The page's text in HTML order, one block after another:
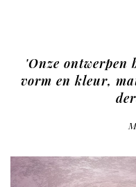
'Onze
vorm en kleur,